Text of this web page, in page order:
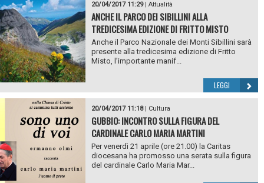
20/04/2017 11:29| Attualità
ANCHE IL PARCO DEI SIBILLINI ALLA
TREDICESIMA EDIZIONE DI FRITTO MISTO
Anche il Parco Nazionale dei Monti Sibillini sarà
presente alla tredicesima edizione di Fritto
Misto, l’importante manif...
LEGGI
20/04/2017 11:18| Cultura
GUBBIO: INCONTRO SULLA FIGURA DEL
CARDINALE CARLO MARIA MARTINI
Per venerdì 21 aprile (ore 21.00) la Caritas
diocesana ha promosso una serata sulla figura
del cardinale Carlo Maria Mar...